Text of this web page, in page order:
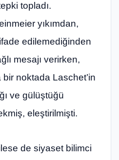
topladı.
yıkımdan,
edilemediğinden
mesajı verirken,
noktada Laschet’in
ve gülüştüğü
eleştirilmişti.
de siyaset bilimci